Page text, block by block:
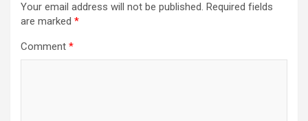
Your email address will not be published. Required fields
are marked *
Comment *